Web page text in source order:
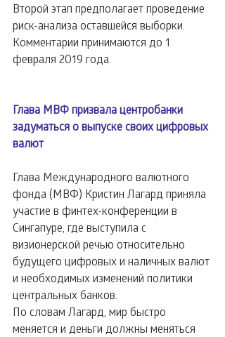
Второй этап предполагает проведение
риск-анализа оставшейся выборки.
Комментарии принимаются до 1
февраля 2019 года.
Глава МВФ призвала центробанки
задуматься о выпуске своих цифровых
валют
Глава Международного валютного
фонда (МВФ) Кристин Лагард приняла
участие в финтех-конференции в
Сингапуре, где выступила с
визионерской речью относительно
будущего цифровых и наличных валют
и необходимых изменений политики
центральных банков.
По словам Лагард, мир быстро
меняется и деньги должны меняться